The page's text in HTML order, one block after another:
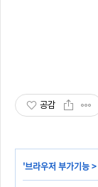
공감
'브라우저 부가기능>